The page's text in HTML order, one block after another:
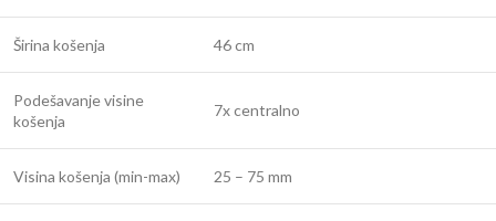
Širina košenja 46 cm
Podešavanje visine
košenja
7x centralno
Visina košenja (min-max) 25 – 75 mm